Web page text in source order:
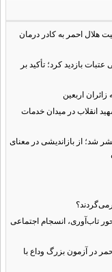
هلال احمر به کادر درمان
بازدید کرد؛ تأکید بر
اربعین
انقلاب در میدان خدمات
شد؛ از بازاندیشی در معنای
تاب‌آوری، انسجام اجتماعی
در آزمون بزرگ وداع با